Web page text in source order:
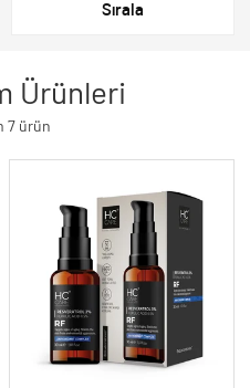
Sırala
Ürünleri
7 ürün